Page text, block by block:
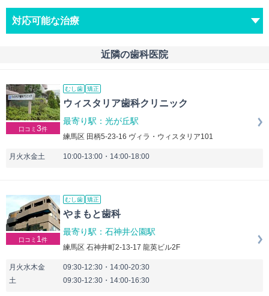
対応可能な治療
近隣の歯科医院
口コミ 3件
むし歯 矯正
ウィスタリア歯科クリニック
最寄り駅：光が丘駅
練馬区 田柄5-23-16 ヴィラ・ウィスタリア101
月火水金土 10:00-13:00・14:00-18:00
口コミ 1 件
むし歯 矯正
やまもと歯科
最寄り駅：石神井公園駅
練馬区 石神井町2-13-17 龍英ビル2F
月火水木金
09:30-12:30・14:00-20:30
土
09:30-12:30・14:00-16:30